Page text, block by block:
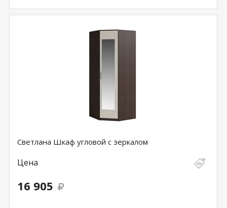
Светлана Шкаф угловой с зеркалом
Цена
16 905